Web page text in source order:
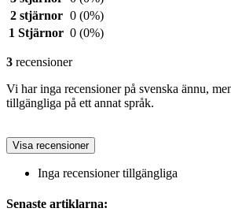
2 stjärnor 0 (0%)
1 Stjärnor 0 (0%)
3 recensioner
Vi har inga recensioner på svenska ännu,
tillgängliga på ett annat språk.
Visa recensioner
Inga recensioner tillgängliga
Senaste artiklarna: